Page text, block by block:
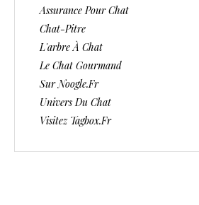
Assurance Pour Chat
Chat-Pitre
L'arbre À Chat
Le Chat Gourmand
Sur Noogle.fr
Univers Du Chat
Visitez Tagbox.fr